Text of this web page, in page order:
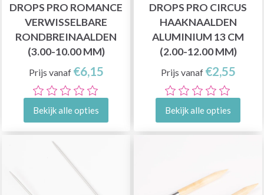
DROPS PRO ROMANCE
VERWISSELBARE
RONDBREINAALDEN
(3.00-10.00 MM)
Prijs vanaf €6,15
Bekijk alle opties
DROPS PRO CIRCUS
HAAKNAALDEN
ALUMINIUM 13 CM
(2.00-12.00 MM)
Prijs vanaf €2,55
Bekijk alle opties